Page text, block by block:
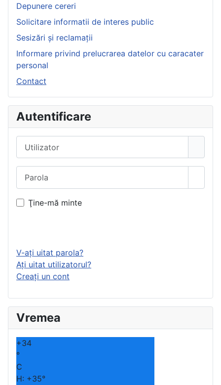
Depunere cereri
Solicitare informatii de interes public
Sesizări și reclamații
Informare privind prelucrarea datelor cu caracater
personal
Contact
Autentificare
Ţine-mă minte
V-ați uitat parola?
Ați uitat utilizatorul?
Creaţi un cont
Vremea
+34
°
C
H: +35°